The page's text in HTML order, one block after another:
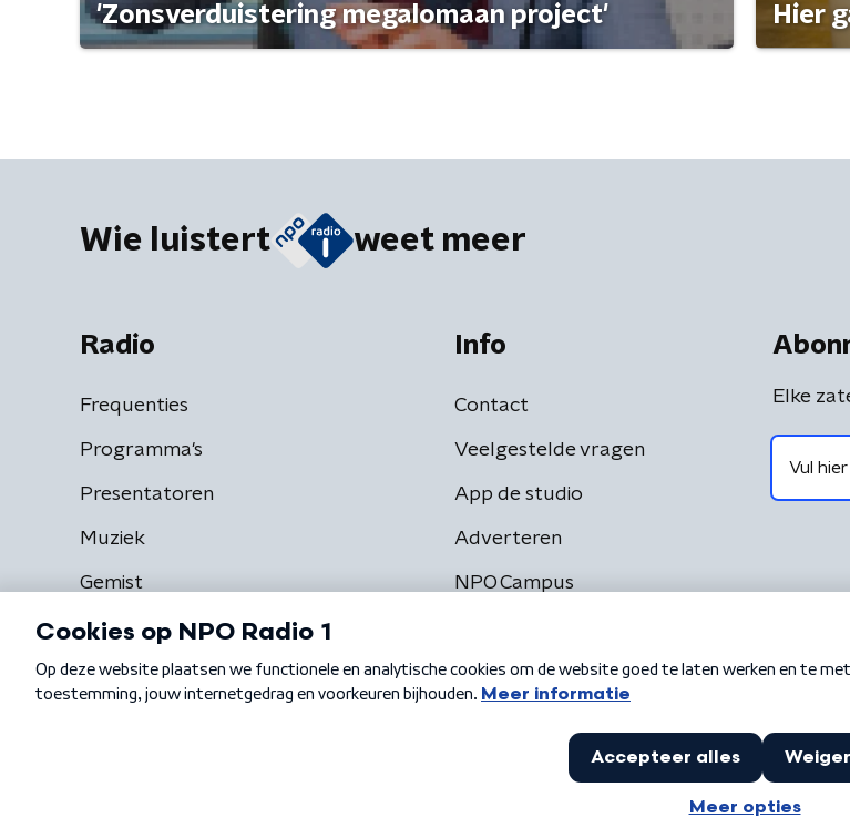
'Zonsverduistering megalomaan project' Hier
Wie luistert weet meer
Radio
Frequenties
Programma's
Presentatoren
Muziek
Gemist
Info
Contact
Veelgestelde vragen
App de studio
Adverteren
NPO Campus
Elke
Algemene voorwaarden Privacybeleid